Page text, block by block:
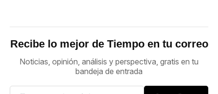
Recibe lo mejor de Tiempo en tu correo
Noticias, opinión, análisis y perspectiva, gratis en tu
bandeja de entrada